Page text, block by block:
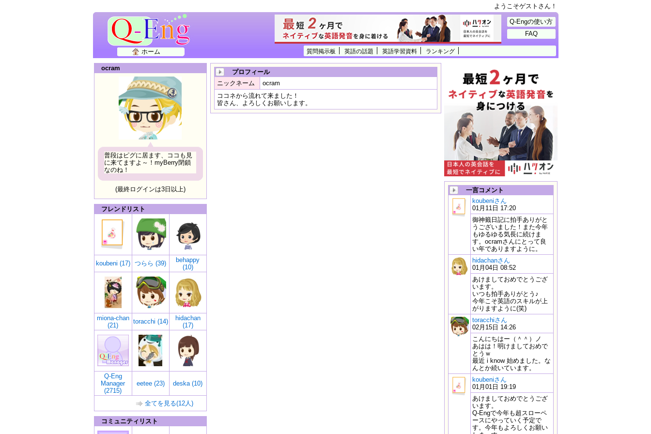
ようこそゲストさん！
質問掲示板 英語の話題 英語学習資料 ランキング
ホーム
Q-Engの使い方
FAQ
ocram
普段はピグに居ます、ココも見
に来てますよ～！myBerry閉鎖
なのね！
(最終ログインは3日以上)
フレンドリスト
koubeni (17) つらら (39)
behappy
(10)
miona-chan
(21)
toracchi (14)
hidachan
(17)
Q-Eng
Manager
(2715)
eetee (23) deska (10)
全てを見る(12人)
コミュニティリスト
プロフィール
ニックネーム
ocram
ココネから流れて来ました！
皆さん、よろしくお願いします。
一言コメント
koubeniさん
01月11日 17:20
御神籤日記に拍手ありがと
うございました！また今年
もゆるゆる気長に続けま
す。ocramさんにとって良
い年でありますように。
hidachanさん
01月04日 08:52
あけましておめでとうござ
います。
いつも拍手ありがとう♪
今年こそ英語のスキルが上
がりますように(笑)
toracchiさん
02月15日 14:26
こんにちはー（＾＾）ノ
あはは！明けましておめで
とうｗ
最近 i know 始めました。な
んとか続いています。
koubeniさん
01月01日 19:19
あけましておめでとうござ
います。
Q-Engで今年も超スローペ
ースにやっていく予定で
す。今年もよろしくお願い